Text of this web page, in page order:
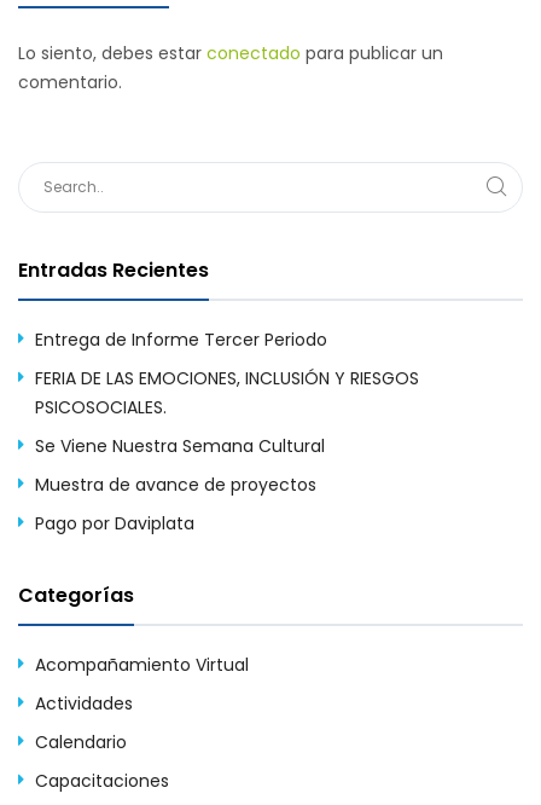
Lo siento, debes estar conectado para publicar un
comentario.
Entradas Recientes
Entrega de Informe Tercer Periodo
FERIA DE LAS EMOCIONES, INCLUSIÓN Y RIESGOS
PSICOSOCIALES.
Se Viene Nuestra Semana Cultural
Muestra de avance de proyectos
Pago por Daviplata
Categorías
Acompañamiento Virtual
Actividades
Calendario
Capacitaciones